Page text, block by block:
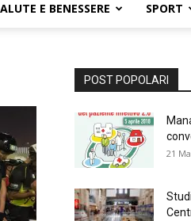
E BENESSERE SPORT
POST POPOLARI
21